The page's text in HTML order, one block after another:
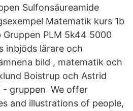
Sulfonsäureamide
Matematik kurs 1b
Gruppen PLM 5k44 5000
inbjöds lärare och
bild , matematik och
Boistrup och Astrid
- gruppen We offer
and illustrations of people,